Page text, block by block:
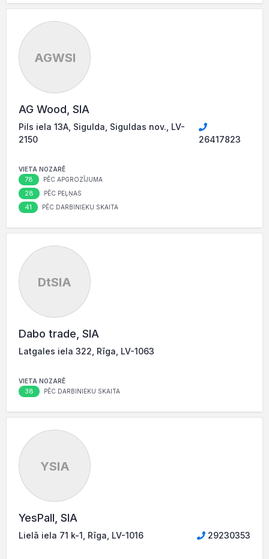
AGWSI
AG Wood, SIA
Pils iela 13A, Sigulda, Siguldas nov., LV-
2150
26417823
VIETA NOZARĒ
78 PĒC APGROZĪJUMA
28 PĒC PEĻŅAS
41 PĒC DARBINIEKU SKAITA
DtSIA
Dabo trade, SIA
Latgales iela 322, Rīga, LV-1063
VIETA NOZARĒ
38 PĒC DARBINIEKU SKAITA
YSIA
YesPall, SIA
Lielā iela 71 k-1, Rīga, LV-1016 29230353